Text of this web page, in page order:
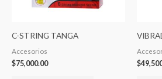
C-STRING TANGA
Accesorios
$75,000.00 $